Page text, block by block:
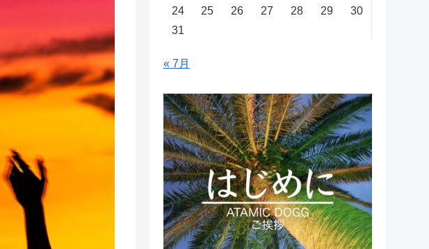
24
25 26 27 28 29
30
31
« 7月